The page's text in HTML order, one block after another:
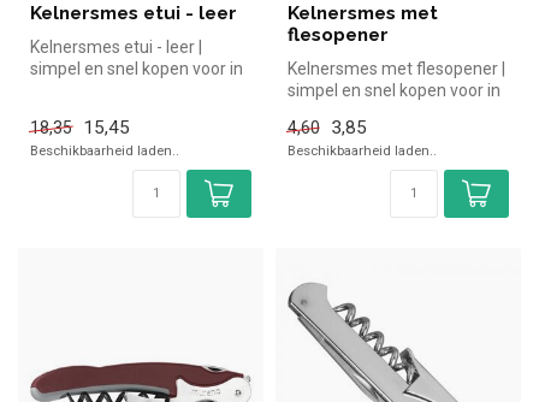
Kelnersmes etui - leer
Kelnersmes etui - leer |
simpel en snel kopen voor in
18,35
15,45
Beschikbaarheid laden..
Kelnersmes met
flesopener
Kelnersmes met flesopener |
simpel en snel kopen voor in
4,60
3,85
Beschikbaarheid laden..